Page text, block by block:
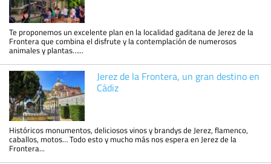
Te proponemos un excelente plan en la localidad gaditana de Jerez de la
Frontera que combina el disfrute y la contemplación de numerosos
animales y plantas…...
Jerez de la Frontera, un gran destino en
Cádiz
Históricos monumentos, deliciosos vinos y brandys de Jerez, flamenco,
caballos, motos… Todo esto y mucho más nos espera en Jerez de la
Frontera...